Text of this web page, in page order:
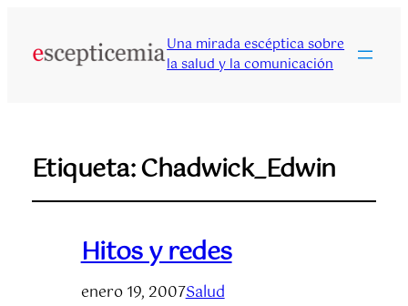
Una mirada escéptica sobre
la salud y la comunicación
Etiqueta:Chadwick_Edwin
Hitos y redes
enero 19, 2007Salud